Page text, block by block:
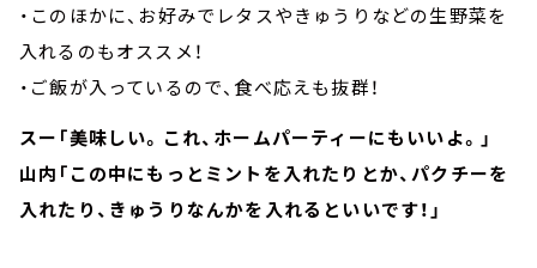
・このほかに、お好みでレタスやきゅうりなどの生野菜を
入れるのもオススメ！
・ご飯が入っているので、食べ応えも抜群！
スー「美味しい。これ、ホームパーティーにもいいよ。」
山内「この中にもっとミントを入れたりとか、パクチーを
入れたり、きゅうりなんかを入れるといいです！」